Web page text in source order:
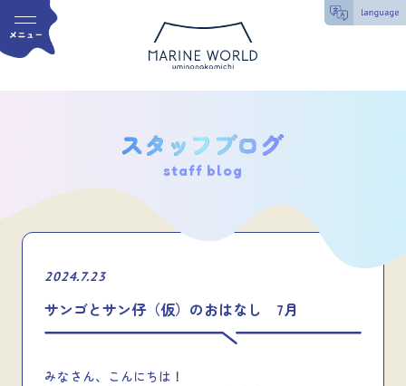
staff blog
2024.7.23
サンゴとサン仔（仮）のおはなし 7月
みなさん、こんにちは！